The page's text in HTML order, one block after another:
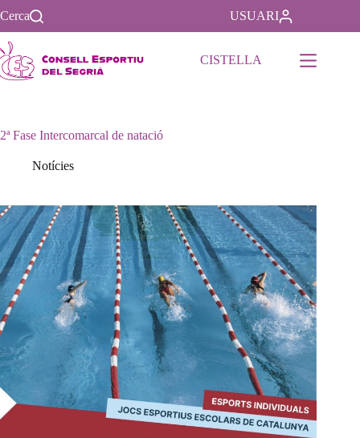
al
contenido
Cerca USUARI
CISTELLA
2ª Fase Intercomarcal de natació
Notícies